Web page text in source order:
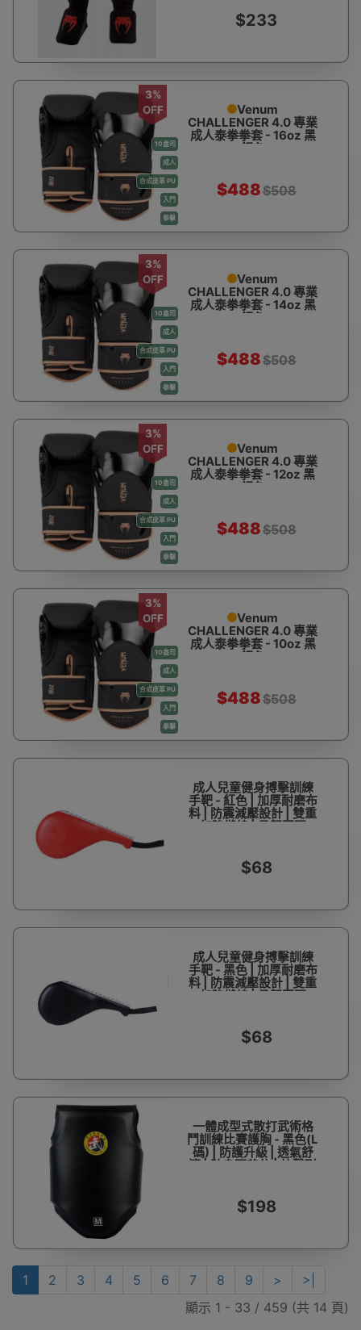
$233
10盎司
成人
合成皮革 PU
入門
拳擊
3%
OFF
Venum
CHALLENGER 4.0 專業
成人泰拳拳套 - 16oz 黑
銅色
$488$508
10盎司
成人
合成皮革 PU
入門
拳擊
3%
OFF
Venum
CHALLENGER 4.0 專業
成人泰拳拳套 - 14oz 黑
銅色
$488$508
10盎司
成人
合成皮革 PU
入門
拳擊
3%
OFF
Venum
CHALLENGER 4.0 專業
成人泰拳拳套 - 12oz 黑
銅色
$488$508
10盎司
成人
合成皮革 PU
入門
拳擊
3%
OFF
Venum
CHALLENGER 4.0 專業
成人泰拳拳套 - 10oz 黑
銅色
$488$508
成人兒童健身搏擊訓練
手靶 - 紅色 | 加厚耐磨布
料 | 防震減壓設計 | 雙重
加強縫線 | 柔韌回彈
$68
成人兒童健身搏擊訓練
手靶 - 黑色 | 加厚耐磨布
料 | 防震減壓設計 | 雙重
加強縫線 | 柔韌回彈
$68
一體成型式散打武術格
鬥訓練比賽護胸 - 黑色(L
碼) | 防護升級 | 透氣舒
適 | 貼身不移位 | 抗擊耐
$198
1 2 3 4 5 6 7 8 9 >
>|
顯示 1 - 33 / 459 (共 14 頁)